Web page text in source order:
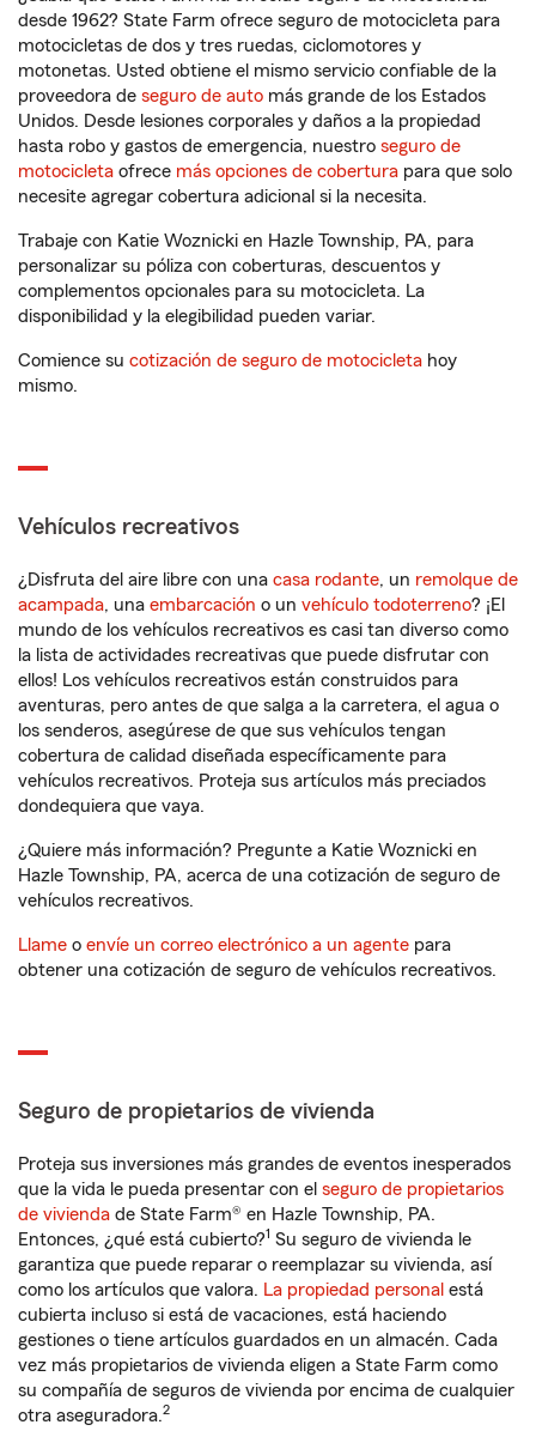
desde 1962? State Farm ofrece seguro de motocicleta para
motocicletas de dos y tres ruedas, ciclomotores y
motonetas. Usted obtiene el mismo servicio confiable de la
proveedora de seguro de auto más grande de los Estados
Unidos. Desde lesiones corporales y daños a la propiedad
hasta robo y gastos de emergencia, nuestro seguro de
motocicleta ofrece más opciones de cobertura para que solo
necesite agregar cobertura adicional si la necesita.
Trabaje con Katie Woznicki en Hazle Township, PA, para
personalizar su póliza con coberturas, descuentos y
complementos opcionales para su motocicleta. La
disponibilidad y la elegibilidad pueden variar.
Comience su cotización de seguro de motocicleta hoy
mismo.
Vehículos recreativos
¿Disfruta del aire libre con una casa rodante, un remolque de
acampada, una embarcación o un vehículo todoterreno? ¡El
mundo de los vehículos recreativos es casi tan diverso como
la lista de actividades recreativas que puede disfrutar con
ellos! Los vehículos recreativos están construidos para
aventuras, pero antes de que salga a la carretera, el agua o
los senderos, asegúrese de que sus vehículos tengan
cobertura de calidad diseñada específicamente para
vehículos recreativos. Proteja sus artículos más preciados
dondequiera que vaya.
¿Quiere más información? Pregunte a Katie Woznicki en
Hazle Township, PA, acerca de una cotización de seguro de
vehículos recreativos.
Llame o envíe un correo electrónico a un agente para
obtener una cotización de seguro de vehículos recreativos.
Seguro de propietarios de vivienda
Proteja sus inversiones más grandes de eventos inesperados
que la vida le pueda presentar con el seguro de propietarios
de vivienda de State Farm® en Hazle Township, PA.
Entonces, ¿qué está cubierto?1 Su seguro de vivienda le
garantiza que puede reparar o reemplazar su vivienda, así
como los artículos que valora. La propiedad personal está
cubierta incluso si está de vacaciones, está haciendo
gestiones o tiene artículos guardados en un almacén. Cada
vez más propietarios de vivienda eligen a State Farm como
su compañía de seguros de vivienda por encima de cualquier
otra aseguradora.2